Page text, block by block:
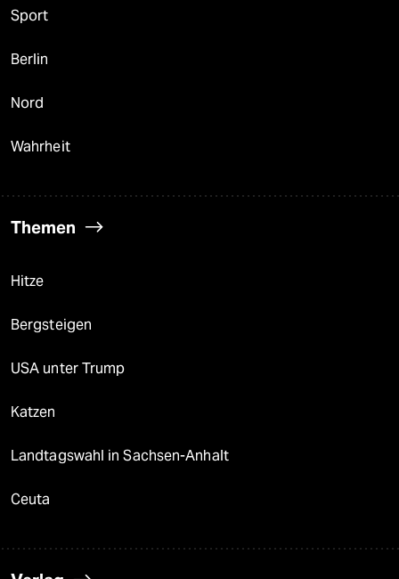
Sport
Berlin
Nord
Wahrheit
Themen
Hitze
Bergsteigen
USA unter Trump
Katzen
Landtagswahl in Sachsen-Anhalt
Ceuta